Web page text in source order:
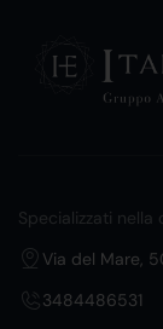
Specializzati
Via del Mare,
3484486531